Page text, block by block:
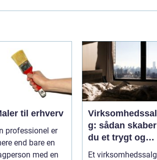
til erhverv
professionel er
end bare en
med en
Virksomhedssal
g: sådan skaber
du et trygt og
vellykket salg
Et virksomhedssalg